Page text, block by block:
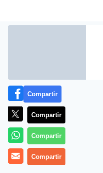
La llegada del técnico
Getafe resultó decisiva
Compartir
Compartir
Compartir
Compartir